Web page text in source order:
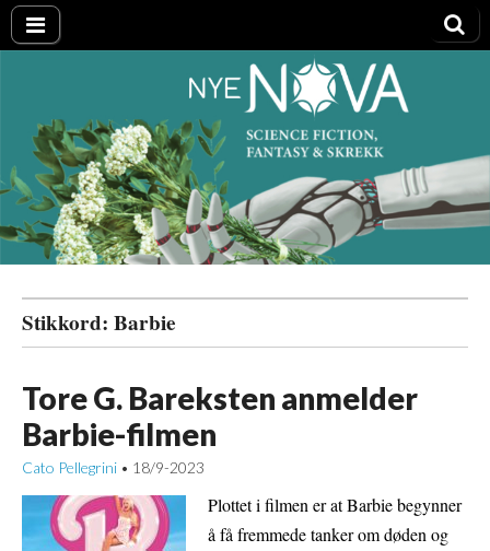
Nye NOVA
Stikkord: Barbie
Tore G. Bareksten anmelder
Barbie-filmen
Cato Pellegrini • 18/9-2023
Plottet i filmen er at Barbie begynner
å få fremmede tanker om døden og